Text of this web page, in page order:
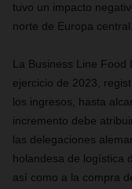
tuvo un impacto
norte de Europa central.
La Business Line Food
ejercicio de 2023,
los ingresos, hasta
incremento debe
las delegaciones
holandesa de logística
así como a la compra